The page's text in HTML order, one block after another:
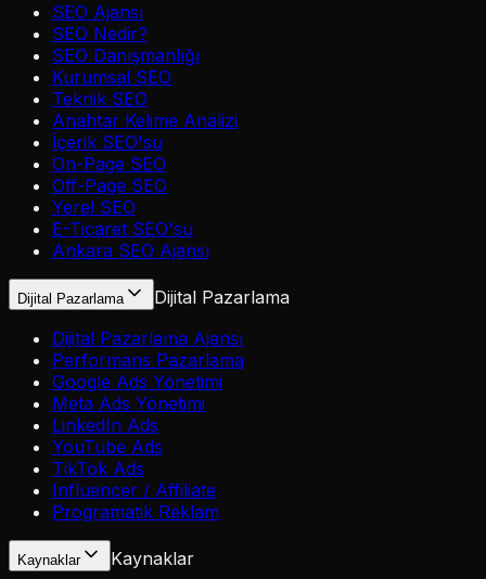
SEO Ajansı
SEO Nedir?
SEO Danışmanlığı
Kurumsal SEO
Teknik SEO
Anahtar Kelime Analizi
İçerik SEO'su
On-Page SEO
Off-Page SEO
Yerel SEO
E-Ticaret SEO'su
Ankara SEO Ajansı
Dijital Pazarlama
Dijital Pazarlama
Dijital Pazarlama Ajansı
Performans Pazarlama
Google Ads Yönetimi
Meta Ads Yönetimi
LinkedIn Ads
YouTube Ads
TikTok Ads
Influencer / Affiliate
Programatik Reklam
Kaynaklar
Kaynaklar